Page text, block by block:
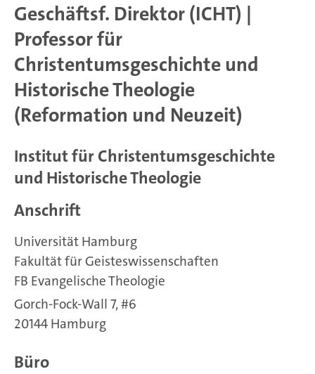
Geschäftsf. Direktor (ICHT) |
Professor für
Christentumsgeschichte und
Historische Theologie
(Reformation und Neuzeit)
Institut für Christentumsgeschichte
und Historische Theologie
Anschrift
Universität Hamburg
Fakultät für Geisteswissenschaften
FB Evangelische Theologie
Gorch-Fock-Wall 7, #6
20144 Hamburg
Büro